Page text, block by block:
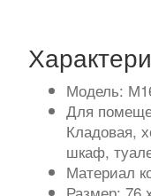
Модель:
Для
Кладовая,
шкаф,
Материал